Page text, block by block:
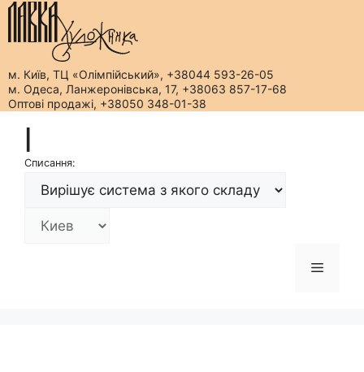
м. Київ, ТЦ «Олімпійський», +38044 593-26-05
м. Одеса, Ланжеронівська, 17, +38063 857-17-68
Оптові продажі, +38050 348-01-38
вмістуСписання:
Меню